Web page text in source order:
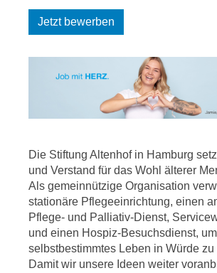
Jetzt bewerben
Die Stiftung Altenhof in Hamburg
und Verstand für das Wohl älterer
Als gemeinnützige Organisation
stationäre Pflegeeinrichtung, einen
Pflege- und Palliativ-Dienst,
und einen Hospiz-Besuchsdienst,
selbstbestimmtes Leben in Würde
Damit wir unsere Ideen weiter